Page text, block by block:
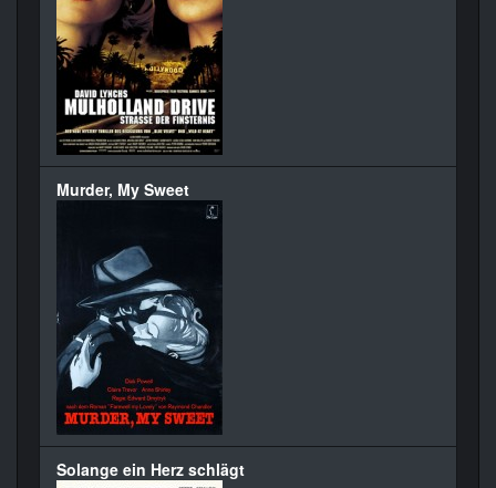
Murder, My Sweet
Solange ein Herz schlägt